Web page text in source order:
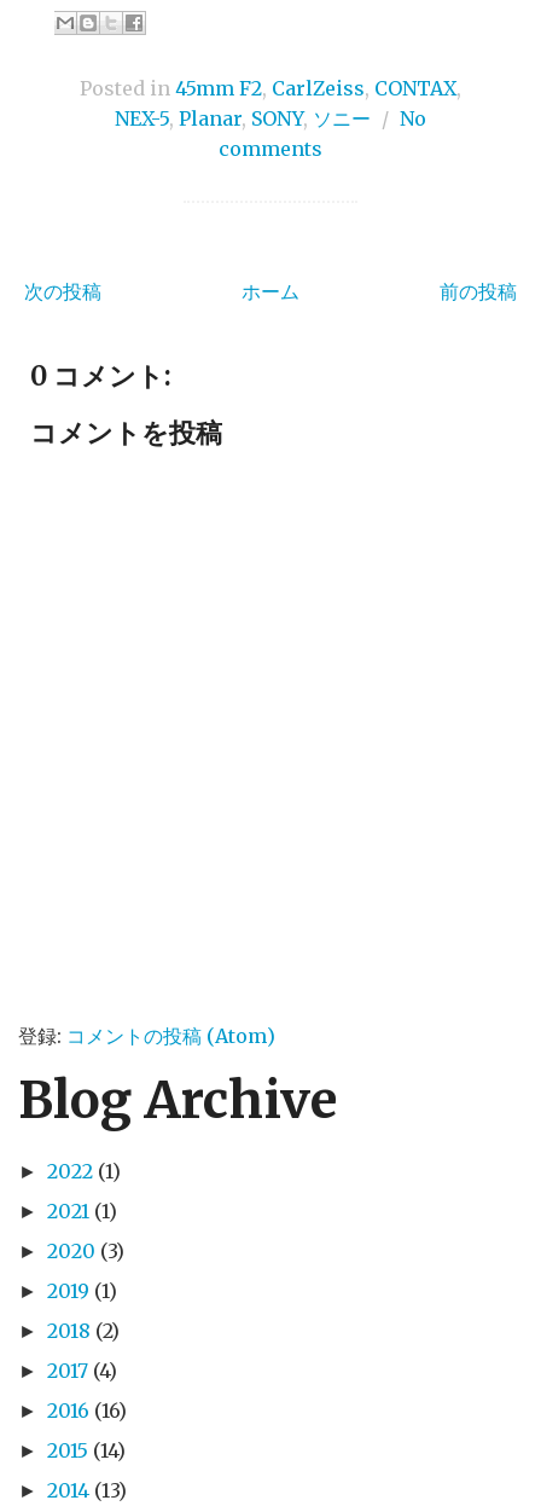
Posted in 45mm F2, CarlZeiss, CONTAX,
NEX-5, Planar, SONY, ソニー / No
comments
次の投稿 前の投稿
ホーム
0 コメント:
コメントを投稿
登録: コメントの投稿 (Atom)
Blog Archive
► 2022 (1)
► 2021 (1)
► 2020 (3)
► 2019 (1)
► 2018 (2)
► 2017 (4)
► 2016 (16)
► 2015 (14)
► 2014 (13)